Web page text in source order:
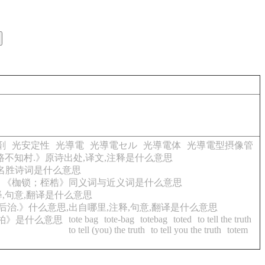
光安定性 光導電 光導電セル 光導電体
光導電型摂像管
不知村.》原诗出处,译文,注释是什么意思
胜诗词是什么意思
《枷锁；桎梏》同义词与近义词是什么意思
句意,翻译是什么意思
治.》什么意思,出自哪里,注释,句意,翻译是什么意思
》是什么意思 tote bag tote-bag totebag toted
to tell the truth
to tell (you) the truth
to tell you the truth
totem